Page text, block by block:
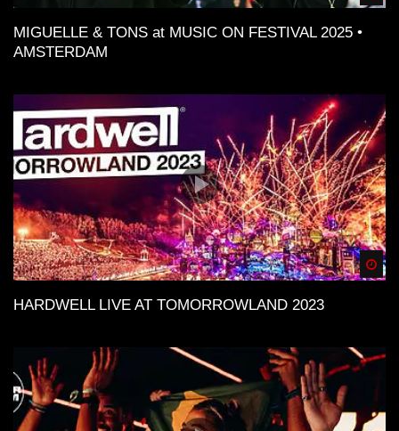
MIGUELLE & TONS at MUSIC ON FESTIVAL 2025 •
AMSTERDAM
HARDWELL LIVE AT TOMORROWLAND 2023